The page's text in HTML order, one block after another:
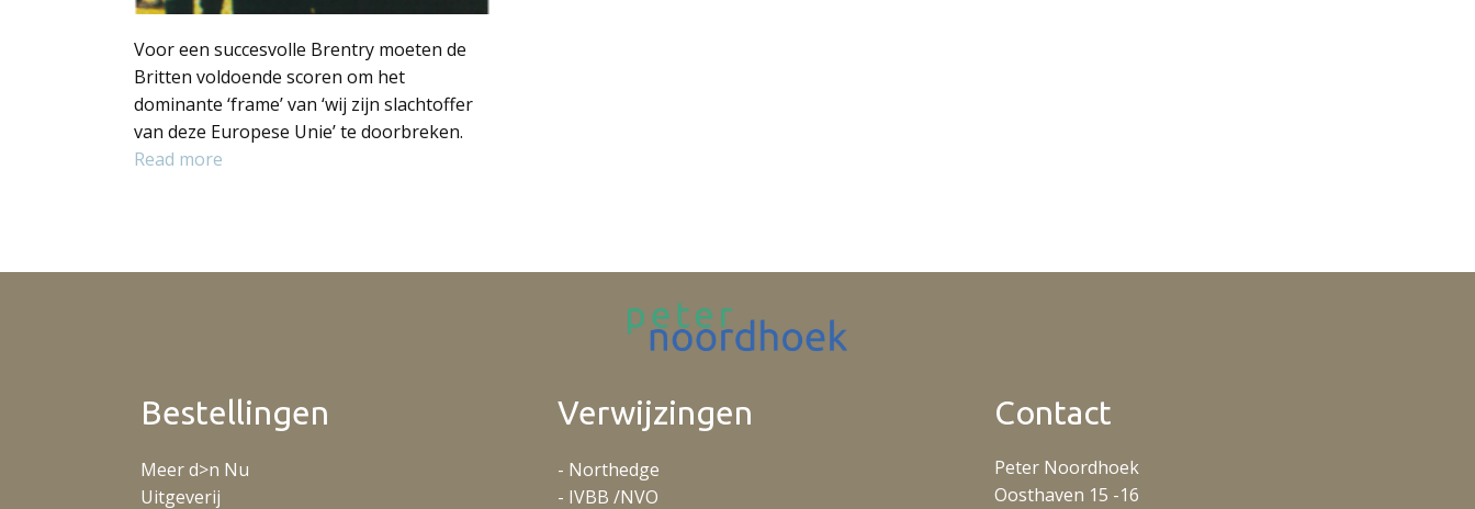
Voor een succesvolle Brentry moeten de
Britten voldoende scoren om het
dominante ‘frame’ van ‘wij zijn slachtoffer
van deze Europese Unie’ te doorbreken.
Read more
Bestellingen
Meer d>n Nu
Uitgeverij
Verwijzingen
- Northedge
- IVBB /NVO
Contact
Peter Noordhoek
Oosthaven 15 -16